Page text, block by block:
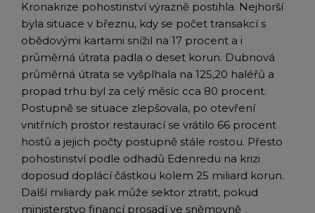
Kronakrize pohostinství výrazně postihla. Nejhorší
byla situace v březnu, kdy se počet transakcí s
obědovými kartami snížil na 17 procent a i
průměrná útrata padla o deset korun. Dubnová
průměrná útrata se vyšplhala na 125,20 haléřů a
propad trhu byl za celý měsíc cca 80 procent.
Postupně se situace zlepšovala, po otevření
vnitřních prostor restaurací se vrátilo 66 procent
hostů a jejich počty postupně stále rostou. Přesto
pohostinství podle odhadů Edenredu na krizi
doposud doplácí částkou kolem 25 miliard korun.
Další miliardy pak může sektor ztratit, pokud
ministerstvo financí prosadí ve sněmovně